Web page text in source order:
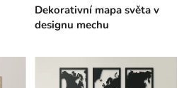
Dekorativní mapa světa v
designu mechu